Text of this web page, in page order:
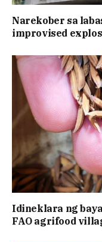
Narekober sa
improvised
Idineklara ng
FAO agrifood